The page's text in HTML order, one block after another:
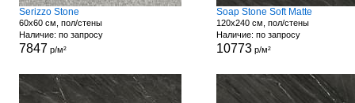
Serizzo Stone
60x60 см, пол/стены
Наличие: по запросу
7847 р/м²
Soap Stone Soft Matte
120x240 см, пол/стены
Наличие: по запросу
10773р/м²